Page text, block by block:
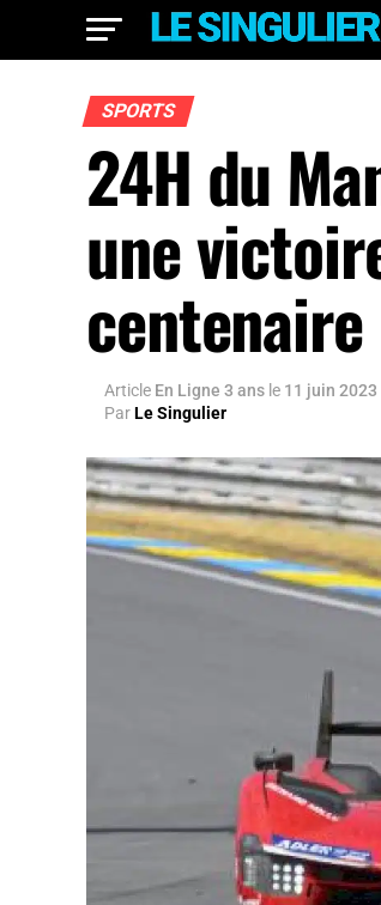
SPORTS
24H du
une
centenaire
Article En Ligne 3 ans le 11 juin 2023
ParLe Singulier